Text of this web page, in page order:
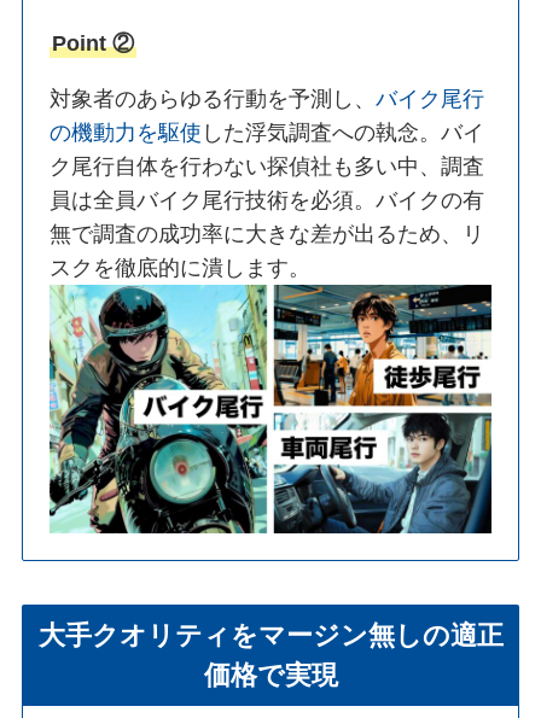
Point ②
対象者のあらゆる行動を予測し、バイク尾行
の機動力を駆使 した浮気調査への執念。バイ
ク尾行自体を行わない探偵社も多い中、調査
員は全員バイク尾行技術を必須。バイクの有
無で調査の成功率に大きな差が出るため、リ
スクを徹底的に潰します。
大手クオリティをマージン無しの適正
価格で実現